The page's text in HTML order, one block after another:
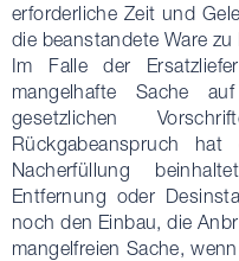
erforderliche Zeit und
die beanstandete Ware
Im Falle der
mangelhafte Sache
gesetzlichen
Rückgabeanspruch
Nacherfüllung
Entfernung oder
noch den Einbau, die
mangelfreien Sache,